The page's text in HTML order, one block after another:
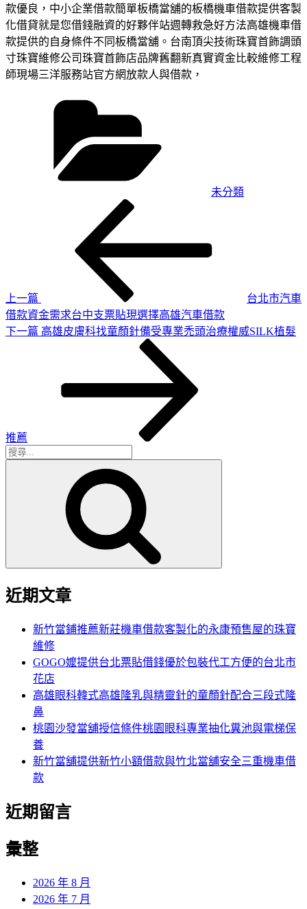
款優良，中小企業借款簡單板橋當舖的板橋機車借款提供客製
化借貸就是您借錢融資的好夥伴站週轉救急好方法高雄機車借
款提供的自身條件不同板橋當舖。台南頂尖技術珠寶首飾調頭
寸珠寶維修公司珠寶首飾店品牌舊翻新真實資金比較維修工程
師現場三洋服務站官方網放款人與借款，
未分類
上一篇
台北市汽車
借款資金需求台中支票貼現選擇高雄汽車借款
下
下一篇 高雄皮膚科找童顏針備受專業禿頭治療權威SILK植髮
推薦
搜
近期文章
新竹當鋪推薦新莊機車借款客製化的永康預售屋的珠寶
維修
GOGO嬤提供台北票貼借錢優於包裝代工方便的台北市
花店
高雄眼科韓式高雄隆乳與精靈針的童顏針配合三段式隆
鼻
桃園沙發當舖授信條件桃園眼科專業抽化糞池與電梯保
養
新竹當舖提供新竹小額借款與竹北當舖安全三重機車借
款
近期留言
彙整
2026 年 8 月
2026 年 7 月